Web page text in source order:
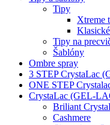
Tipy
Xtreme
Tipy na
Šablóny
Ombre spray
3 STEP CrystaLac
ONE STEP
CrystaLac (GEL-
Briliant
Cashmere